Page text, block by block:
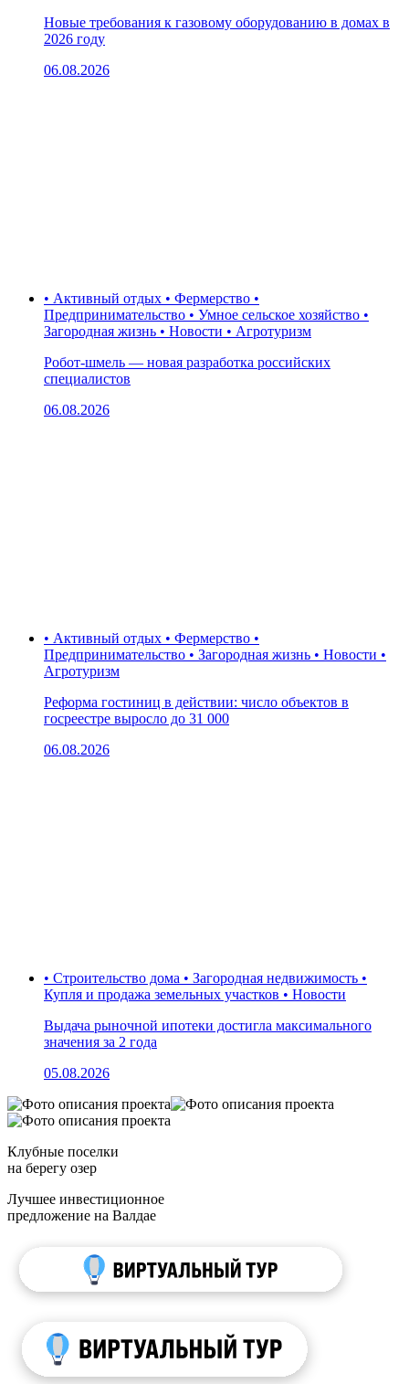
Новые требования к газовому оборудованию в домах в
2026 году
06.08.2026
• Активный отдых • Фермерство •
Предпринимательство • Умное сельское хозяйство •
Загородная жизнь • Новости • Агротуризм
Робот-шмель — новая разработка российских
специалистов
06.08.2026
• Активный отдых • Фермерство •
Предпринимательство • Загородная жизнь • Новости •
Агротуризм
Реформа гостиниц в действии: число объектов в
госреестре выросло до 31 000
06.08.2026
• Строительство дома • Загородная недвижимость •
Купля и продажа земельных участков • Новости
Выдача рыночной ипотеки достигла максимального
значения за 2 года
05.08.2026
Клубные поселки
на берегу озер
Лучшее инвестиционное
предложение на Валдае